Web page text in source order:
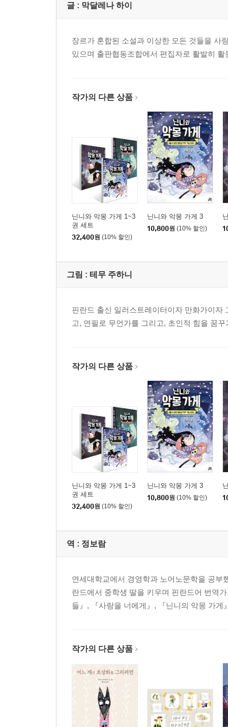
글 : 막달레나 하이
장르가 혼합된 소설과 이상한 모든 것들을 사
있으며 출판협동조합에서 편집자로 활발히 활
작가의 다른 상품
닌니와 악몽 가게 1~3
권 세트
32,400원 (10% 할인)
닌니와 악몽 가게 3
10,800원 (10% 할인)
그림 : 테무 주하니
핀란드 출신 일러스트레이터이자 만화가이
고, 연필로 무언가를 그리고, 초인적 힘을 꿈
작가의 다른 상품
닌니와 악몽 가게 1~3
권 세트
32,400원 (10% 할인)
닌니와 악몽 가게 3
10,800원 (10% 할인)
역 : 정보람
연세대학교에서 경영학과 노어노문학을 공
란드에서 중학생 딸을 키우며 핀란드어 번역
들』, 『사랑을 너에게』, 『닌니의 악몽 가게
작가의 다른 상품